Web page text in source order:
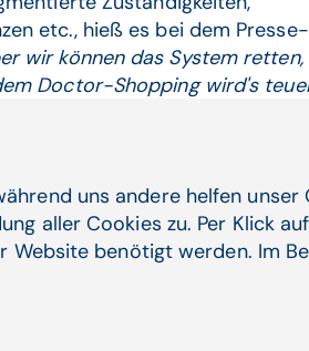
etc., hieß es bei dem Presse-
wir können das System
Doctor-Shopping wird's
Poggenburg, gibt es
bei ihrer
uns andere helfen unser
aller Cookies zu. Per Klick
Website benötigt werden. Im